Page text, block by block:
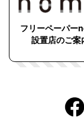
フリーペーパー
設置店のご案